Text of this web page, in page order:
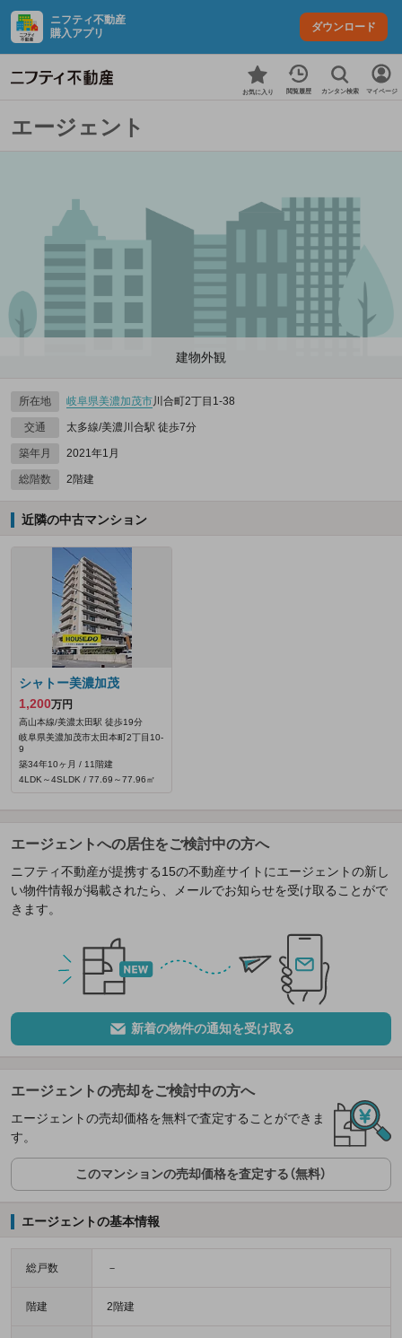
ニフティ不動産
購入アプリ
ダウンロード
お気に入り 閲覧履歴 カンタン検索 マイページ
エージェント
建物外観
所在地 岐阜県美濃加茂市川合町2丁目1-38
交通 太多線/美濃川合駅 徒歩7分
築年月 2021年1月
総階数 2階建
近隣の中古マンション
シャトー美濃加茂
1,200万円
高山本線/美濃太田駅 徒歩19分
岐阜県美濃加茂市太田本町2丁目10-
9
築34年10ヶ月 / 11階建
4LDK～4SLDK / 77.69～77.96㎡
エージェントへの居住をご検討中の方へ
ニフティ不動産が提携する15の不動産サイトにエージェントの新し
い物件情報が掲載されたら、メールでお知らせを受け取ることがで
きます。
新着の物件の通知を受け取る
エージェントの売却をご検討中の方へ
エージェントの売却価格を無料で査定することができま
す。
このマンションの売却価格を査定する（無料）
エージェントの基本情報
総戸数 －
階建 2階建